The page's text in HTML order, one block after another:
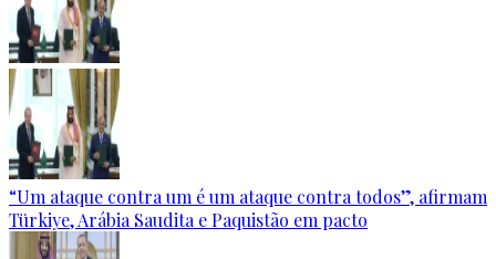
“Um ataque contra um é um ataque contra todos”, afirmam
Türkiye, Arábia Saudita e Paquistão em pacto